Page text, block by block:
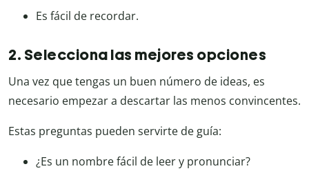
Es fácil de recordar.
2. Selecciona las mejores opciones
Una vez que tengas un buen número de ideas, es
necesario empezar a descartar las menos convincentes.
Estas preguntas pueden servirte de guía:
¿Es un nombre fácil de leer y pronunciar?